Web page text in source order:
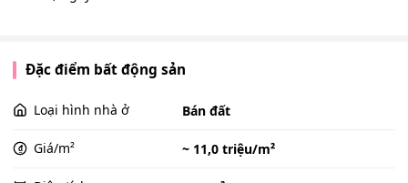
Đặc điểm bất động sản
Loại hình nhà ở Bán đất
Giá/m² ~ 11,0 triệu/m²